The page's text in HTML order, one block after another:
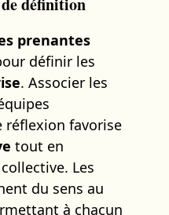
prenantes
définir les
. Associer les
réflexion favorise
tout en
Les
du sens au
à chacun